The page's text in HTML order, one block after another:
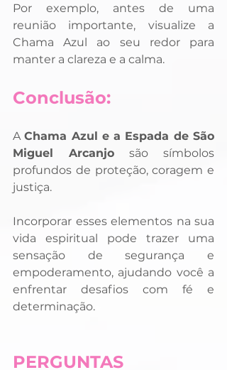
Por exemplo, antes de uma
reunião importante, visualize a
Chama Azul ao seu redor para
manter a clareza e a calma.
Conclusão:
A Chama Azul e a Espada de São
Miguel Arcanjo são símbolos
profundos de proteção, coragem e
justiça.
Incorporar esses elementos na sua
vida espiritual pode trazer uma
sensação de segurança e
empoderamento, ajudando você a
enfrentar desafios com fé e
determinação.
PERGUNTAS